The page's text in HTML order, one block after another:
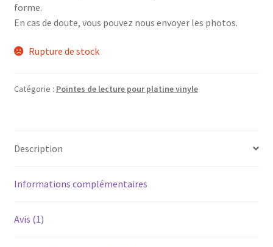
forme.
En cas de doute, vous pouvez nous envoyer les photos.
Rupture de stock
Catégorie : Pointes de lecture pour platine vinyle
Description
Informations complémentaires
Avis (1)